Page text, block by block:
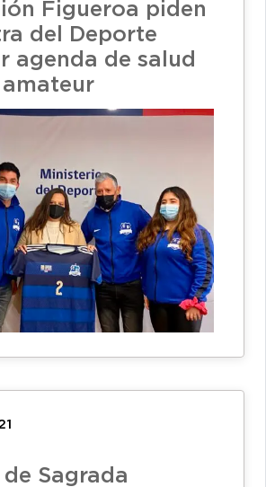
Figueroa piden
del Deporte
agenda de salud
amateur
Sagrada